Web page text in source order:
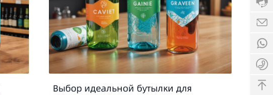
Выбор идеальной бутылки для